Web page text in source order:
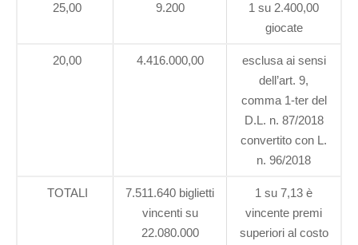
25,00 9.200
1 su 2.400,00
giocate
20,00 4.416.000,00
esclusa ai sensi
dell’art. 9,
comma 1-ter del
D.L. n. 87/2018
convertito con L.
n. 96/2018
TOTALI
7.511.640 biglietti
vincenti su
22.080.000
1 su 7,13 è
vincente premi
superiori al costo